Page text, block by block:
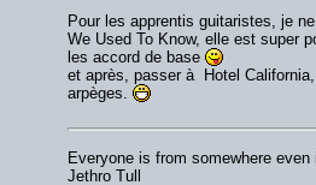
Pour les apprentis guitaristes, je
We Used To Know, elle est super
les accord de base
et après, passer à Hotel
arpèges.
Everyone is from somewhere
Jethro Tull